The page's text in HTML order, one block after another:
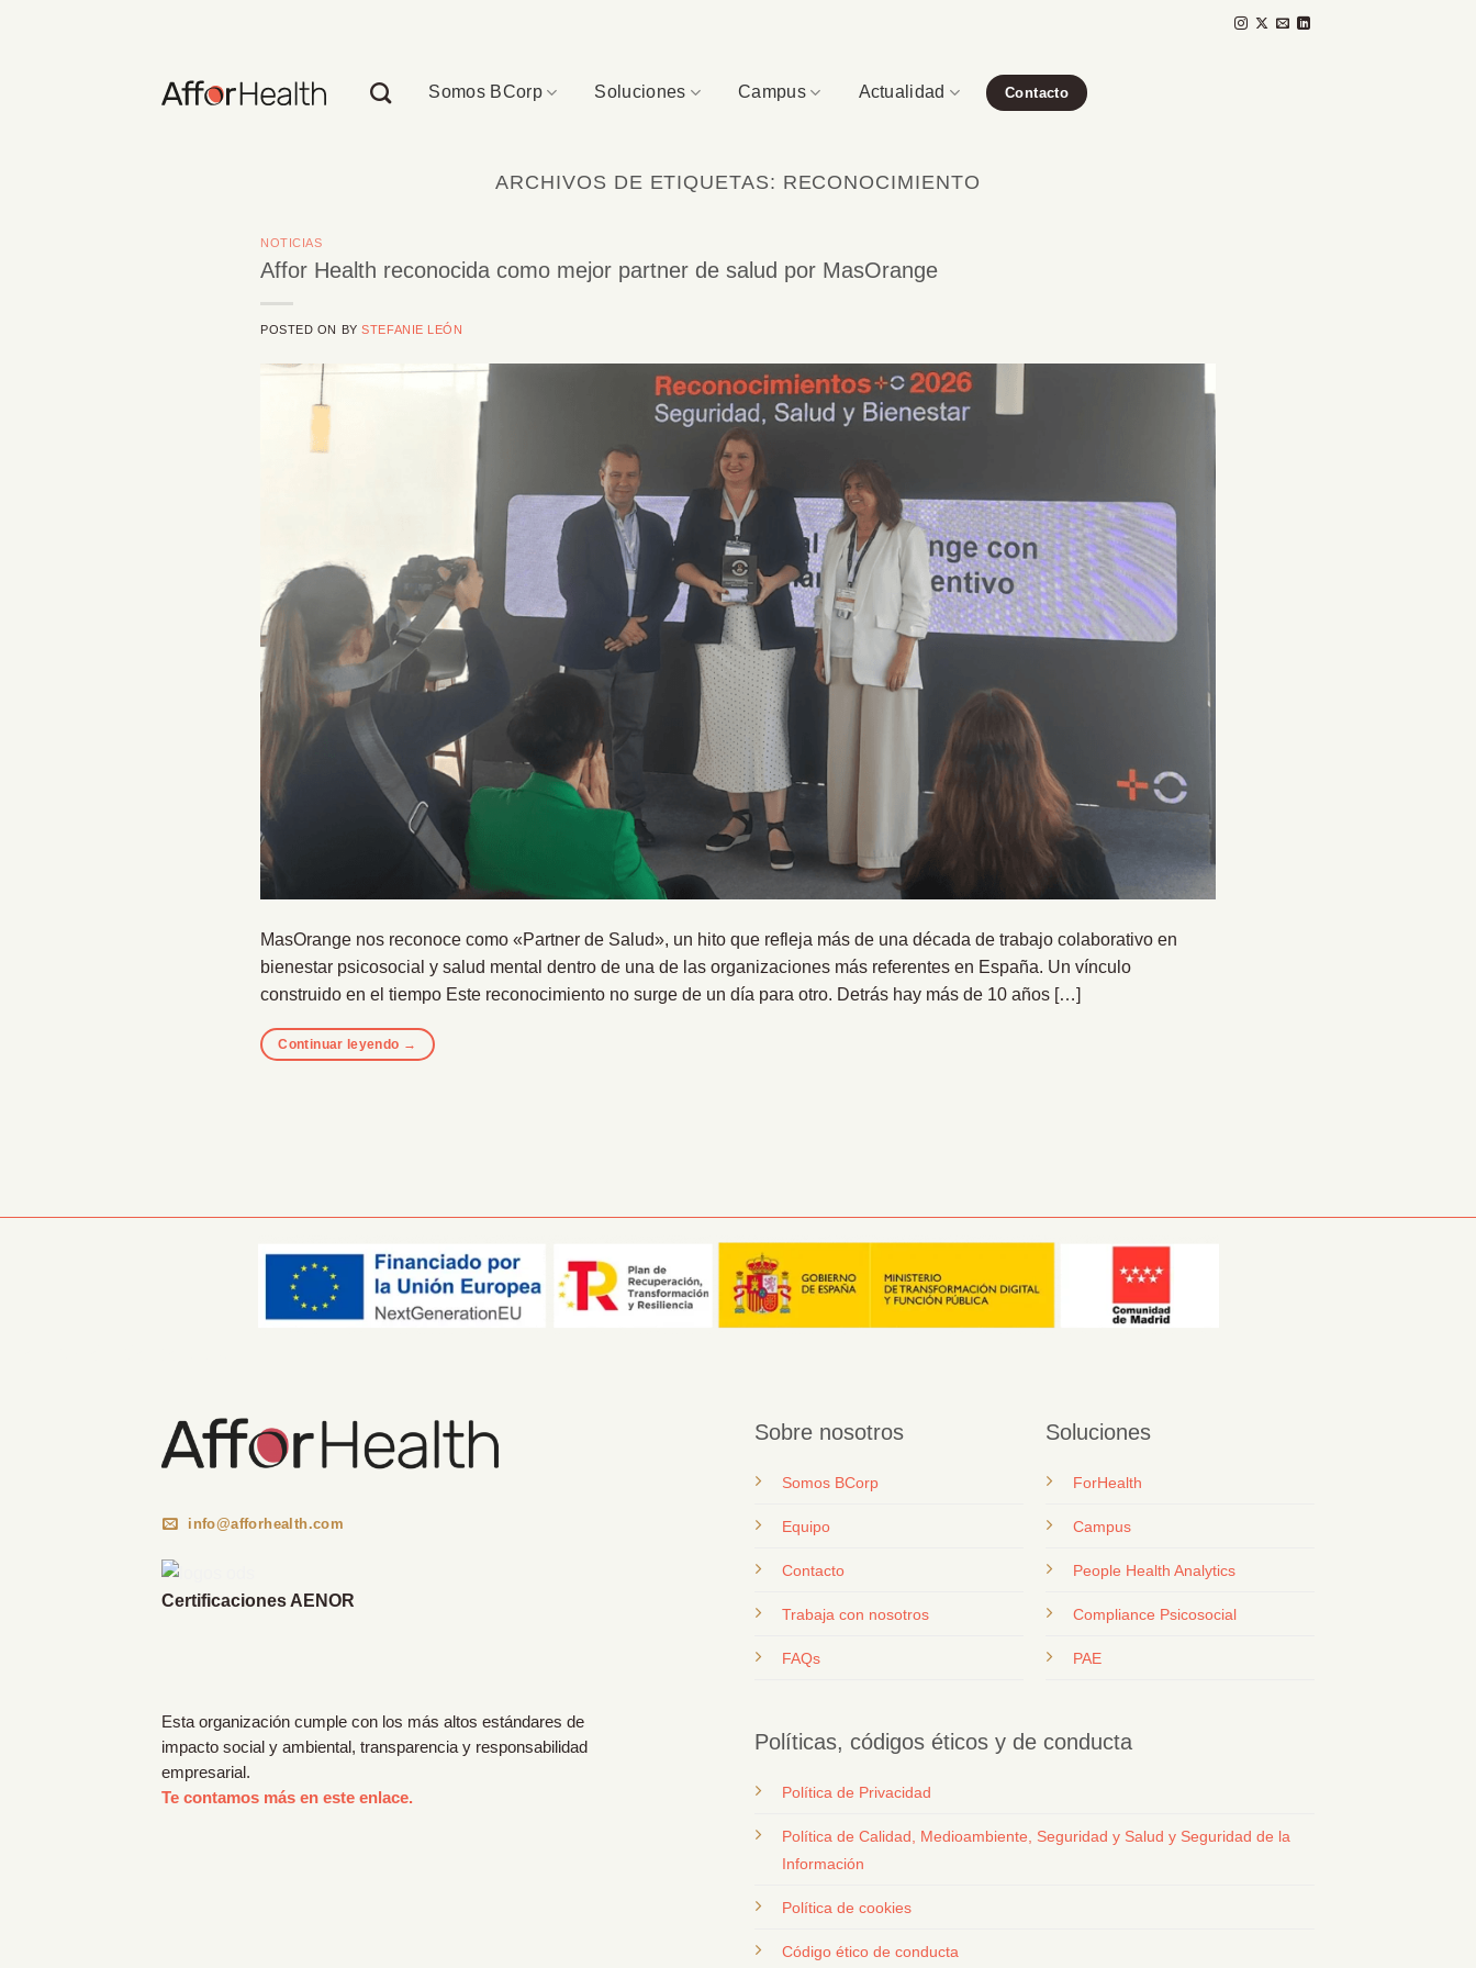
Somos BCorp
Soluciones Campus Actualidad Contacto
ARCHIVOS DE ETIQUETAS: RECONOCIMIENTO
NOTICIAS
Affor Health reconocida como mejor partner de salud por MasOrange
POSTED ON BYSTEFANIE LEÓN
MasOrange nos reconoce como «Partner de Salud», un hito que refleja más de una década de trabajo colaborativo en
bienestar psicosocial y salud mental dentro de una de las organizaciones más referentes en España. Un vínculo
construido en el tiempo Este reconocimiento no surge de un día para otro. Detrás hay más de 10 años […]
Continuar leyendo →
info@afforhealth.com
Certificaciones AENOR
Esta organización cumple con los más altos estándares de
impacto social y ambiental, transparencia y responsabilidad
empresarial.
Te contamos más en este enlace.
Sobre nosotros
Somos BCorp
Equipo
Contacto
Trabaja con nosotros
FAQs
Soluciones
ForHealth
Campus
People Health Analytics
Compliance Psicosocial
PAE
Políticas, códigos éticos y de conducta
Política de Privacidad
Política de Calidad, Medioambiente, Seguridad y Salud y Seguridad de la
Información
Política de cookies
Código ético de conducta